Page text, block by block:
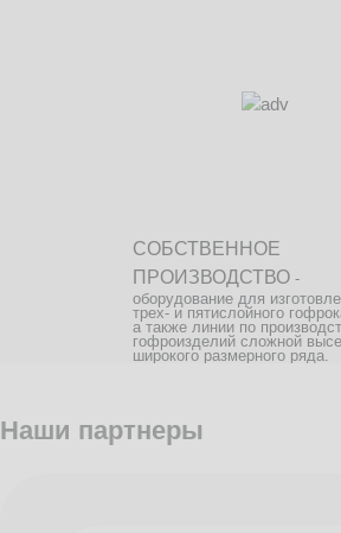
СОБСТВЕННОЕ
ПРОИЗВОДСТВО -
оборудование для
трех- и пятислойного
а также линии по
гофроизделий сложной
широкого размерного ряда.
Наши партнеры